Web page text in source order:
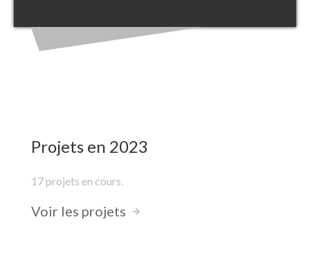
Projets en 2023
17 projets en cours.
Voir les projets